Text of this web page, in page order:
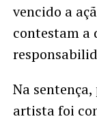
vencido a
contestam a
Na
artista foi